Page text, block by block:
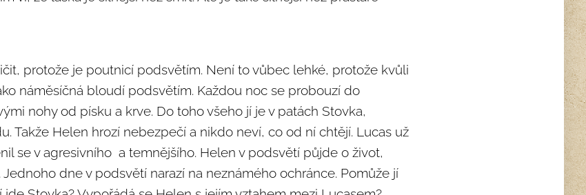
protože je poutnicí podsvětím. Není to vůbec lehké, protože kvůli
náměsíčná bloudí podsvětím. Každou noc se probouzí do
nohy od písku a krve. Do toho všeho jí je v patách Stovka,
Takže Helen hrozí nebezpečí a nikdo neví, co od ní chtějí. Lucas už
se v agresivního a temnějšího. Helen v podsvětí půjde o život,
dne v podsvětí narazí na neznámého ochránce. Pomůže jí